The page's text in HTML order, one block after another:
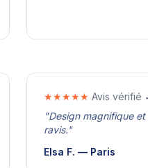
★★★★★ Avis vérifié
"Design magnifique
ravis."
Elsa F. — Paris